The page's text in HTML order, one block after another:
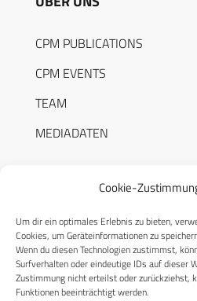
Cookie-
Um dir ein optimales Erlebnis zu bieten,
Cookies, um Geräteinformationen zu
Wenn du diesen Technologien zustimmst,
Surfverhalten oder eindeutige IDs auf dieser
Zustimmung nicht erteilst oder zurückziehst,
Funktionen beeinträchtigt werden.
CPM PUBLICATIONS
CPM EVENTS
TEAM
MEDIADATEN
RECHTLICHES
Datenschutzerklärung